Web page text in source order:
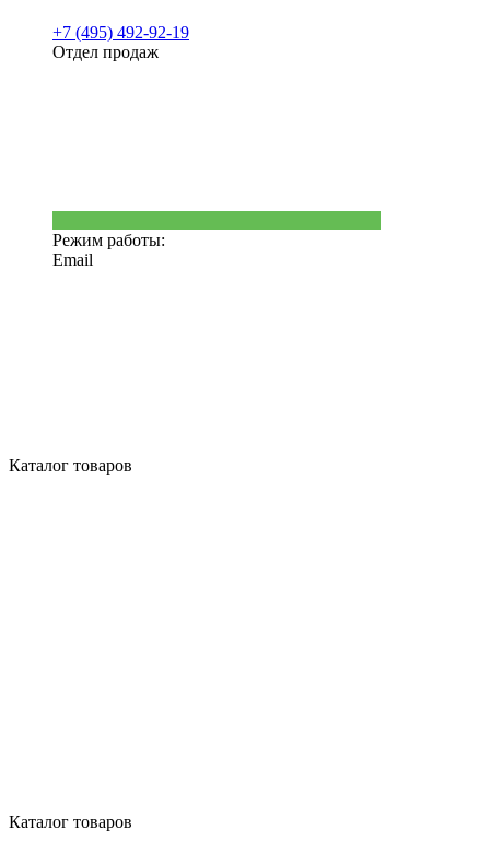
+7 (495) 492-92-19
Отдел продаж
Режим работы:
Email
Каталог товаров
Каталог товаров